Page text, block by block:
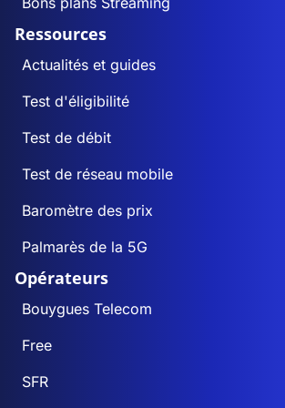
Ressources
Actualités et guides
Test d'éligibilité
Test de débit
Test de réseau mobile
Baromètre des prix
Palmarès de la 5G
Opérateurs
Bouygues Telecom
Free
SFR